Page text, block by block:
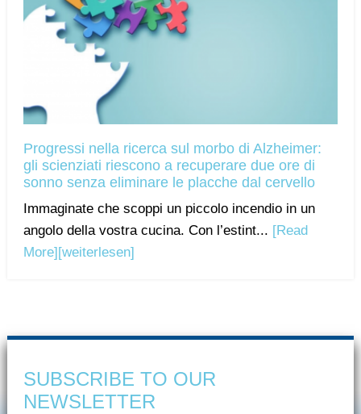
Progressi nella ricerca sul morbo di Alzheimer:
gli scienziati riescono a recuperare due ore di
sonno senza eliminare le placche dal cervello
Immaginate che scoppi un piccolo incendio in un
angolo della vostra cucina. Con l’estint... [Read
More][weiterlesen]
SUBSCRIBE TO OUR
NEWSLETTER